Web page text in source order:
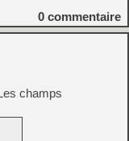
0 commentaire
champs